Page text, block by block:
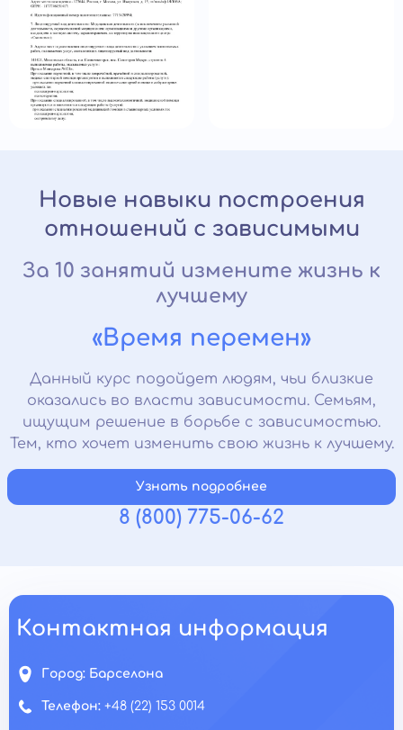
Новые навыки построения
отношений с зависимыми
За 10 занятий измените жизнь к
лучшему
«Время перемен»
Данный курс подойдет людям, чьи близкие
оказались во власти зависимости. Семьям,
ищущим решение в борьбе с зависимостью.
Тем, кто хочет изменить свою жизнь к лучшему.
Узнать подробнее
8 (800) 775-06-62
Контактная информация
Город: Барселона
Телефон: +48 (22) 153 0014